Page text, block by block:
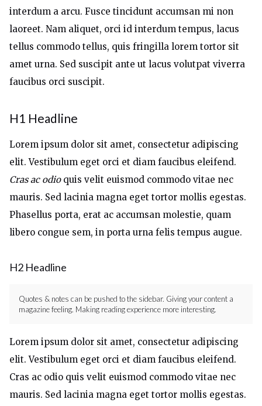
interdum a arcu. Fusce tincidunt accumsan mi non
laoreet. Nam aliquet, orci id interdum tempus, lacus
tellus commodo tellus, quis fringilla lorem tortor sit
amet urna. Sed suscipit ante ut lacus volutpat viverra
faucibus orci suscipit.
H1 Headline
Lorem ipsum dolor sit amet, consectetur adipiscing
elit. Vestibulum eget orci et diam faucibus eleifend.
Cras ac odioquis velit euismod commodo vitae nec
mauris. Sed lacinia magna eget tortor mollis egestas.
Phasellus porta, erat ac accumsan molestie, quam
libero congue sem, in porta urna felis tempus augue.
H2 Headline
Quotes & notes can be pushed to the sidebar. Giving your content a
magazine feeling. Making reading experience more interesting.
Lorem ipsum dolor sit amet, consectetur adipiscing
elit. Vestibulum eget orci et diam faucibus eleifend.
Cras ac odio quis velit euismod commodo vitae nec
mauris. Sed lacinia magna eget tortor mollis egestas.